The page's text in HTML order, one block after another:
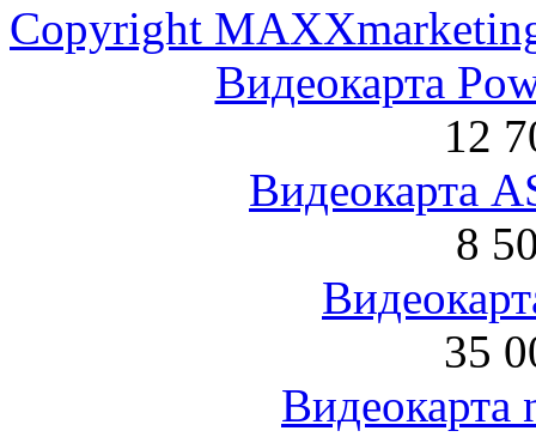
Copyright
Видеокарта
12
Видеокарта
8
35
Видеокарта